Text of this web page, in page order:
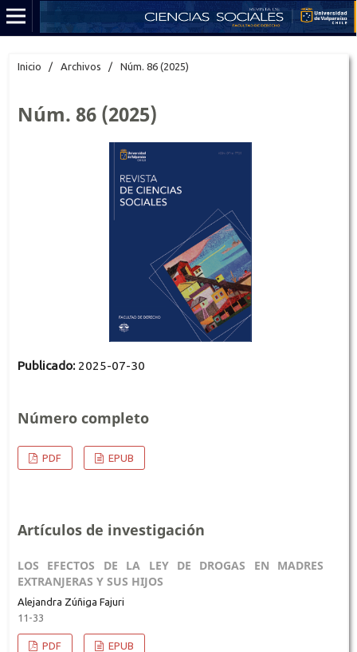
Inicio / Archivos / Núm. 86 (2025)
Núm. 86 (2025)
Publicado: 2025-07-30
Número completo
PDF EPUB
Artículos de investigación
LOS EFECTOS DE LA LEY DE DROGAS EN MADRES
EXTRANJERAS Y SUS HIJOS
Alejandra Zúñiga Fajuri
11-33
PDF EPUB